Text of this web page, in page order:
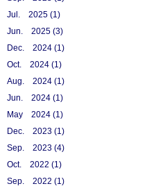
Jul. 2025 (1)
Jun. 2025 (3)
Dec. 2024 (1)
Oct. 2024 (1)
Aug. 2024 (1)
Jun. 2024 (1)
May 2024 (1)
Dec. 2023 (1)
Sep. 2023 (4)
Oct. 2022 (1)
Sep. 2022 (1)